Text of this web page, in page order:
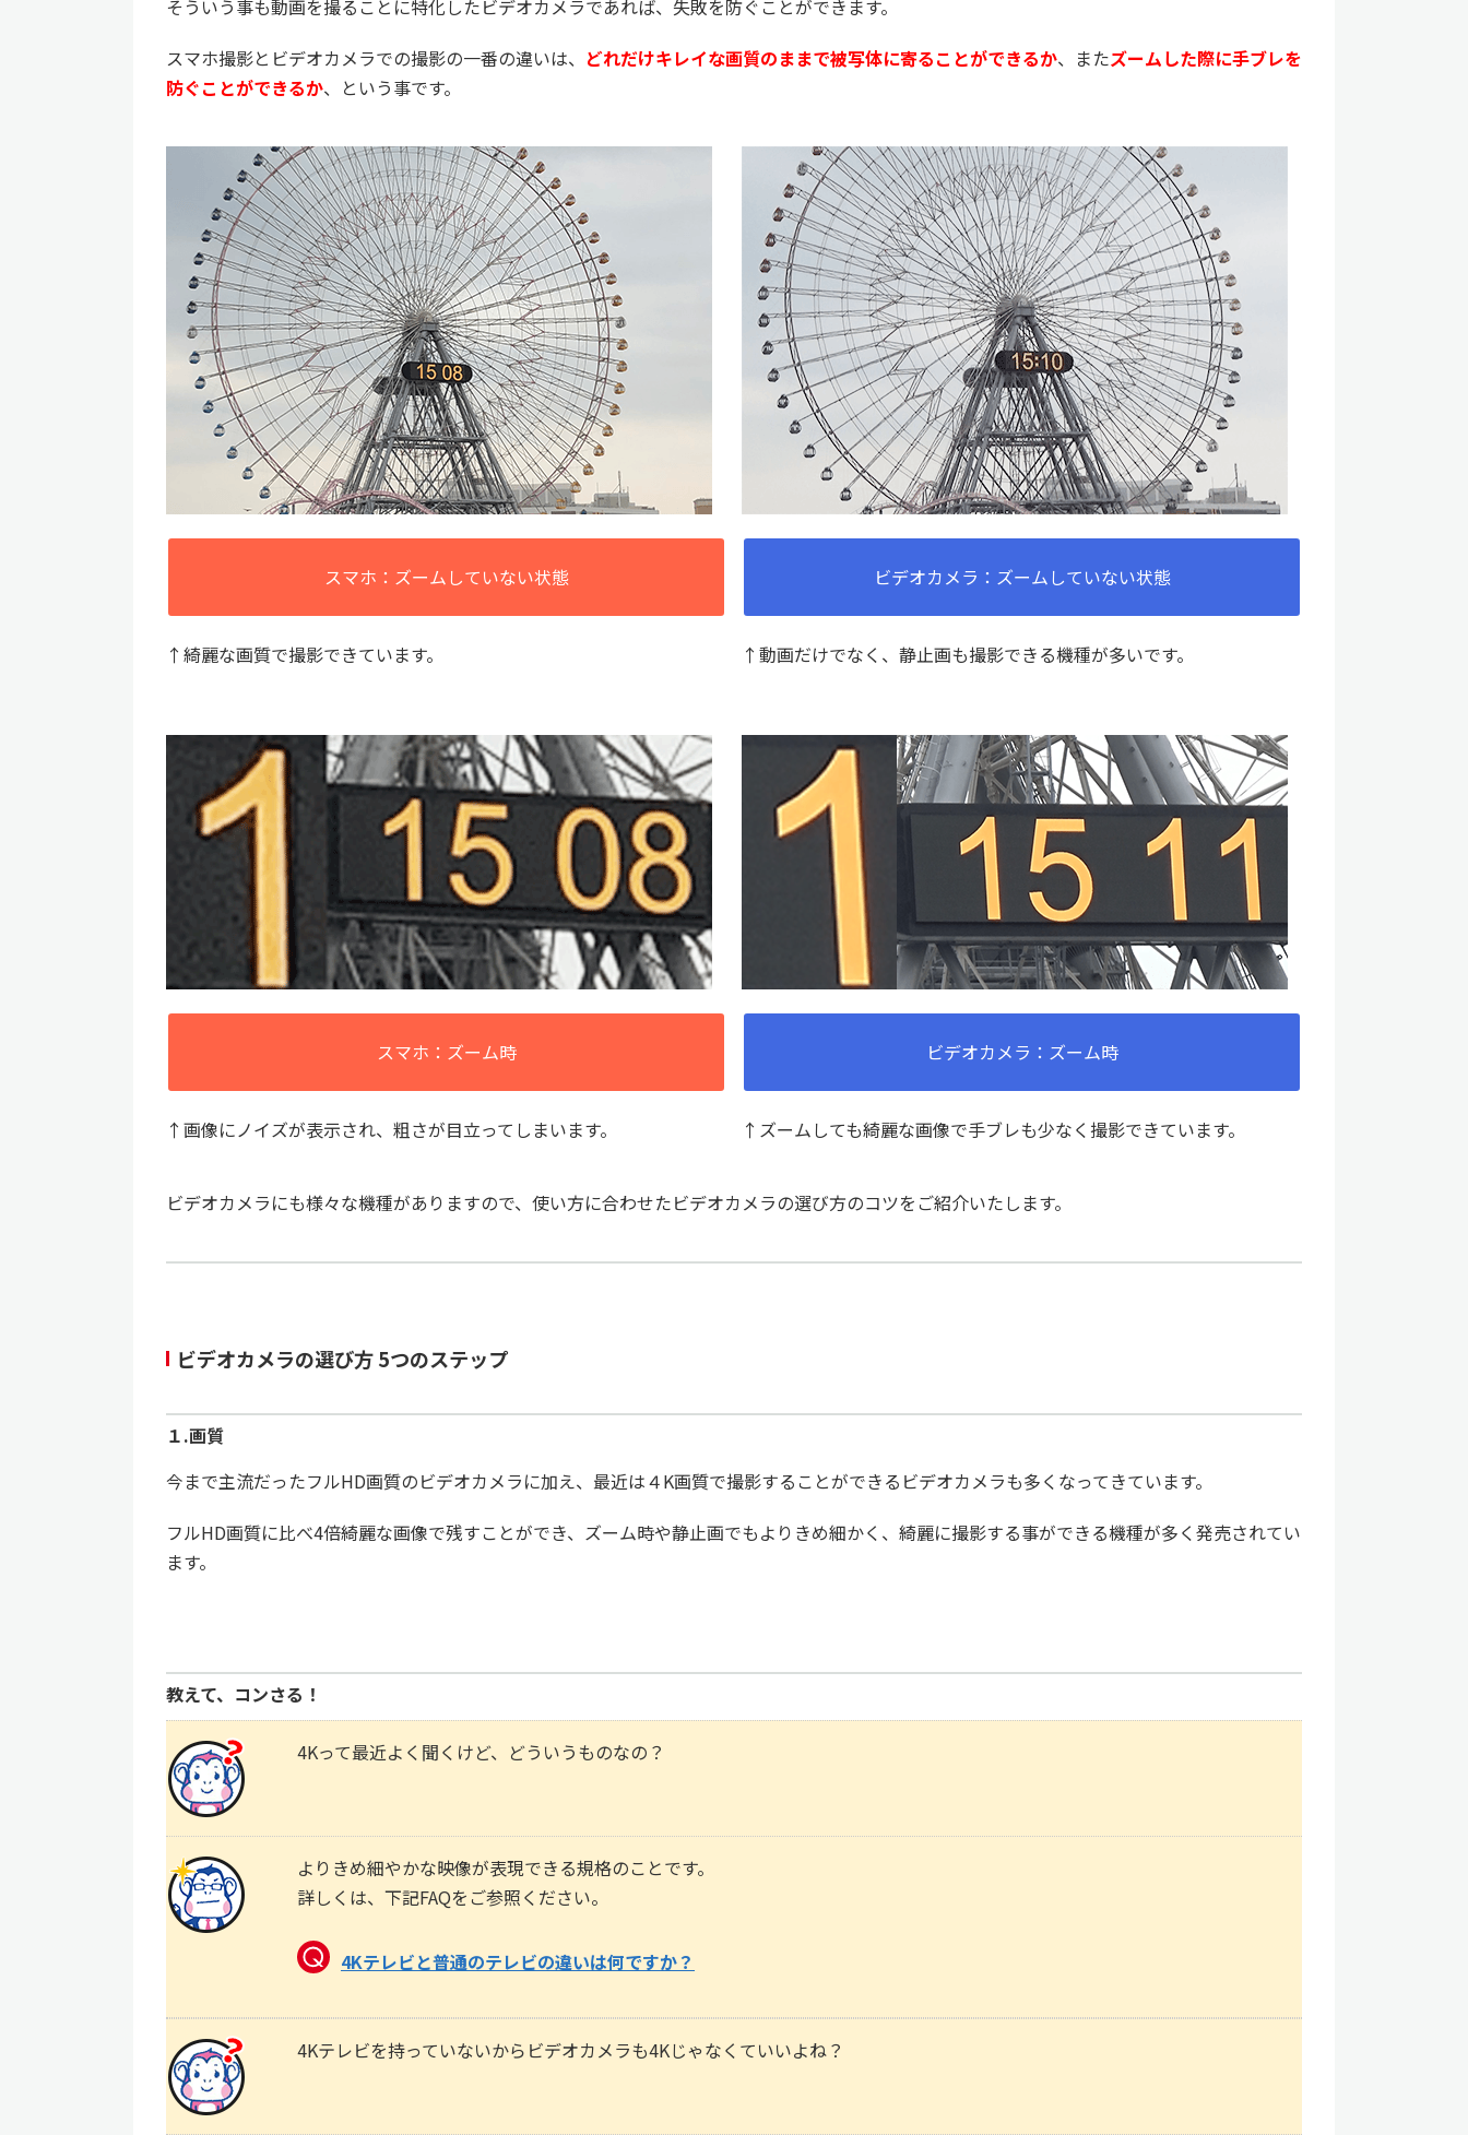
そういう事も動画を撮ることに特化したビデオカメラであれば、失敗を防ぐことができます。
スマホ撮影とビデオカメラでの撮影の一番の違いは、 どれだけキレイな画質のままで被写体に寄ることができるか、またズームした際に手ブレを
防ぐことができるか、という事です。
スマホ：ズームしていない状態
↑綺麗な画質で撮影できています。
ビデオカメラ：ズームしていない状態
↑動画だけでなく、静止画も撮影できる機種が多いです。
スマホ：ズーム時
↑画像にノイズが表示され、粗さが目立ってしまいます。
ビデオカメラ：ズーム時
↑ズームしても綺麗な画像で手ブレも少なく撮影できています。
ビデオカメラにも様々な機種がありますので、使い方に合わせたビデオカメラの選び方のコツをご紹介いたします。
ビデオカメラの選び方 5つのステップ
１.画質
今まで主流だったフルHD画質のビデオカメラに加え、最近は４K画質で撮影することができるビデオカメラも多くなってきています。
フルHD画質に比べ4倍綺麗な画像で残すことができ、ズーム時や静止画でもよりきめ細かく、綺麗に撮影する事ができる機種が多く発売されてい
ます。
教えて、コンさる！
4Kって最近よく聞くけど、どういうものなの？
よりきめ細やかな映像が表現できる規格のことです。
詳しくは、下記FAQをご参照ください。
4Kテレビと普通のテレビの違いは何ですか？
4Kテレビを持っていないからビデオカメラも4Kじゃなくていいよね？